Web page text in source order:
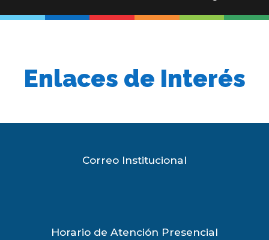
Enlaces de Interés
Correo Institucional
Horario de Atención Presencial